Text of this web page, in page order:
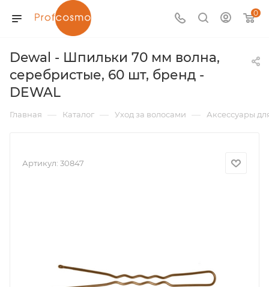
0
Dewal - Шпильки 70 мм волна,
серебристые, 60 шт, бренд -
DEWAL
Главная — Каталог — Уход за волосами — Аксессуары
Артикул: 30847